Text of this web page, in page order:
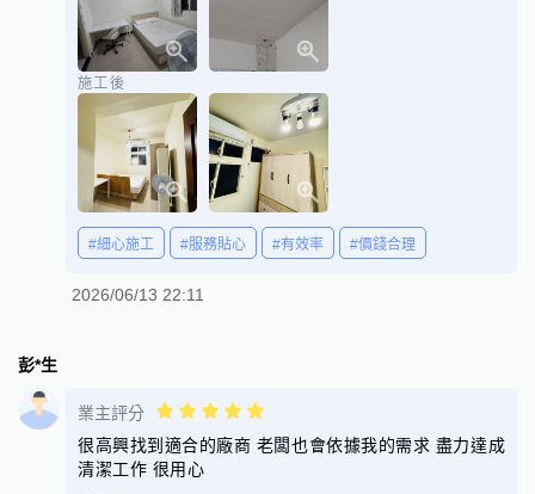
施工後
#細心施工 #服務貼心 #有效率 #價錢合理
2026/06/13 22:11
彭*生
業主評分
很高興找到適合的廠商 老闆也會依據我的需求 盡力達成
清潔工作 很用心